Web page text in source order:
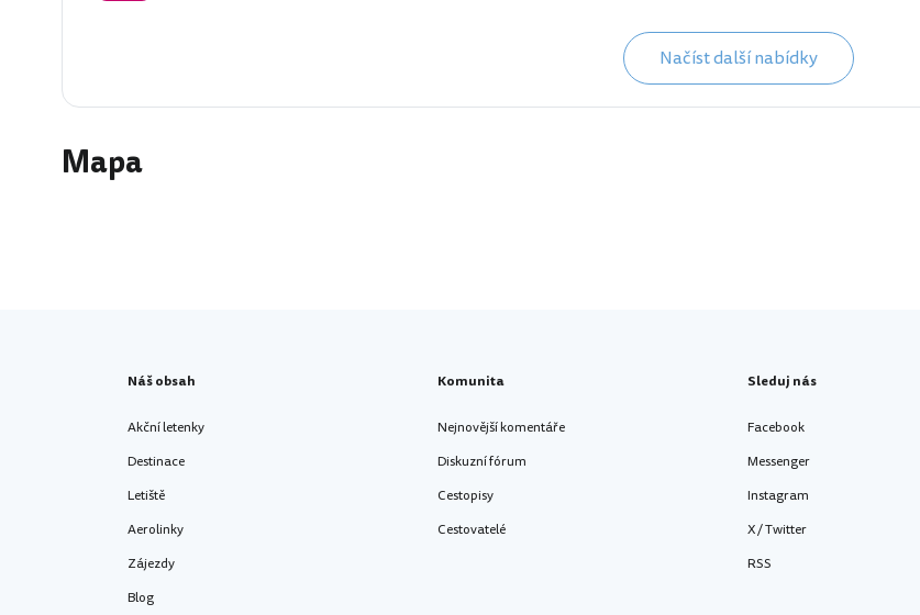
Načíst další nabídky
Mapa
Náš obsah
Akční letenky
Destinace
Letiště
Aerolinky
Zájezdy
Blog
Komunita
Nejnovější komentáře
Diskuzní fórum
Cestopisy
Cestovatelé
Sleduj nás
Facebook
Messenger
Instagram
X / Twitter
RSS